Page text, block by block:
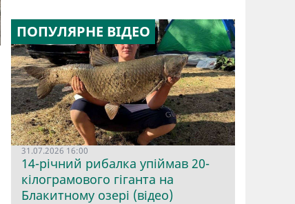
ПОПУЛЯРНЕ ВІДЕО
31.07.2026 16:00
14-річний рибалка упіймав 20-
кілограмового гіганта на
Блакитному озері (відео)